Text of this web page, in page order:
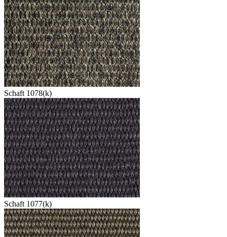
Schaft 1078(k)
Schaft 1077(k)